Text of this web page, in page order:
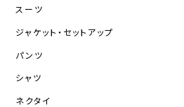
スーツ
ジャケット・セットアップ
パンツ
シャツ
ネクタイ